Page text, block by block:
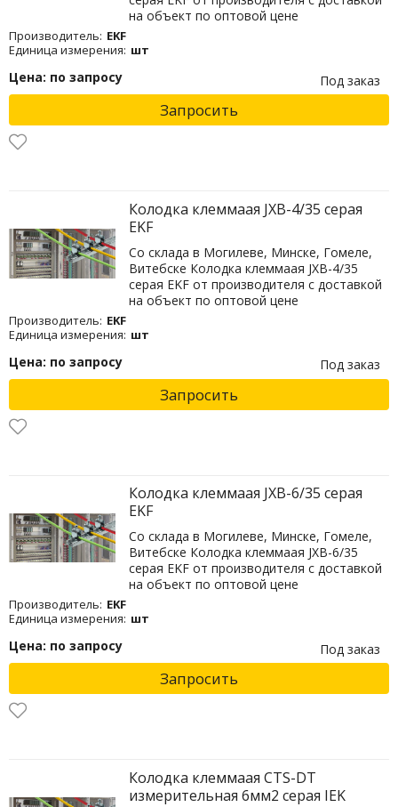
на объект по оптовой цене
Производитель: EKF
Единица измерения: шт
Цена: по запросу Под заказ
Запросить
Колодка клеммаая JXB-4/35 серая
EKF
Со склада в Могилеве, Минске, Гомеле,
Витебске Колодка клеммаая JXB-4/35
серая EKF от производителя с доставкой
на объект по оптовой цене
Производитель: EKF
Единица измерения: шт
Цена: по запросу Под заказ
Запросить
Колодка клеммаая JXB-6/35 серая
EKF
Со склада в Могилеве, Минске, Гомеле,
Витебске Колодка клеммаая JXB-6/35
серая EKF от производителя с доставкой
на объект по оптовой цене
Производитель: EKF
Единица измерения: шт
Цена: по запросу Под заказ
Запросить
Колодка клеммаая CTS-DT
измерительная 6мм2 серая IEK